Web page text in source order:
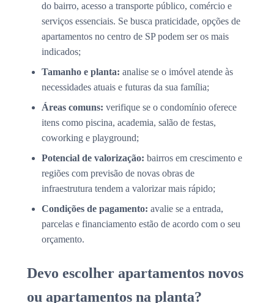
do bairro, acesso a transporte público, comércio e
serviços essenciais. Se busca praticidade, opções de
apartamentos no centro de SP podem ser os mais
indicados;
Tamanho e planta: analise se o imóvel atende às
necessidades atuais e futuras da sua família;
Áreas comuns: verifique se o condomínio oferece
itens como piscina, academia, salão de festas,
coworking e playground;
Potencial de valorização: bairros em crescimento e
regiões com previsão de novas obras de
infraestrutura tendem a valorizar mais rápido;
Condições de pagamento: avalie se a entrada,
parcelas e financiamento estão de acordo com o seu
orçamento.
Devo escolher apartamentos novos
ou apartamentos na planta?